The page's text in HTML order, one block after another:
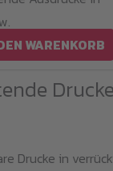
WARENKORB
Drucke in